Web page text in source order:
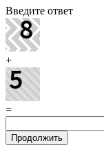
Введите ответ
+
=